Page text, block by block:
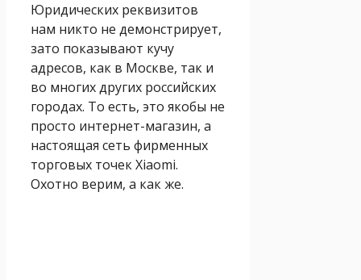
Юридических реквизитов
нам никто не демонстрирует,
зато показывают кучу
адресов, как в Москве, так и
во многих других российских
городах. То есть, это якобы не
просто интернет-магазин, а
настоящая сеть фирменных
торговых точек Xiaomi.
Охотно верим, а как же.